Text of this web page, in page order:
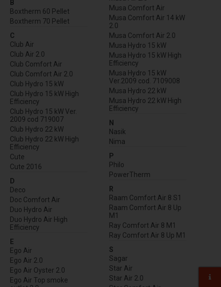
B
Boxtherm 60 Pellet
Boxtherm 70 Pellet
C
Club Air
Club Air 2.0
Club Comfort Air
Club Comfort Air 2.0
Club Hydro 15 kW
Club Hydro 15 kW High
Efficiency
Club Hydro 15 kW Ver.
2009 cod 719007
Club Hydro 22 kW
Club Hydro 22 kW High
Efficiency
Cute
Cute 2016
D
Deco
Doc Comfort Air
Duo Hydro Air
Duo Hydro Air High
Efficiency
E
Ego Air
Ego Air 2.0
Ego Air Oyster 2.0
Ego Air Top smoke
Musa Comfort Air
Musa Comfort Air 14 kW
2.0
Musa Comfort Air 2.0
Musa Hydro 15 kW
Musa Hydro 15 kW High
Efficiency
Musa Hydro 15 kW
Ver.2009 cod. 7109008
Musa Hydro 22 kW
Musa Hydro 22 kW High
Efficiency
N
Nasik
Nima
P
Philo
PowerTherm
R
Raam Comfort Air 8 S1
Raam Comfort Air 8 Up
M1
Ray Comfort Air 8 M1
Ray Comfort Air 8 Up M1
S
Sagar
Star Air
Star Air 2.0